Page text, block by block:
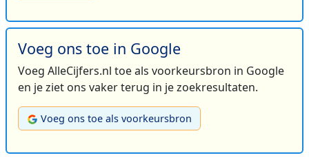
Voeg ons toe in Google
Voeg AlleCijfers.nl toe als voorkeursbron in Google
en je ziet ons vaker terug in je zoekresultaten.
Voeg ons toe als voorkeursbron